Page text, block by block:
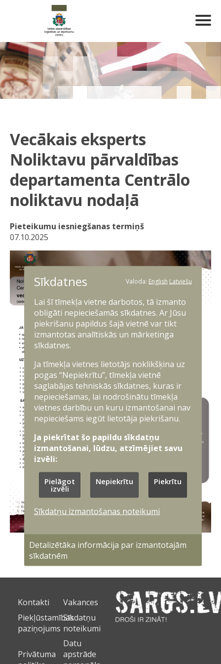
Vecākais eksperts
Noliktavu pārvaldības
departamenta Centrālo
noliktavu nodaļā
Pieteikumu iesniegšanas termiņš
07.10.2025
Kontakti
Vakances
Piekļūstamības
paziņojums
Sīkdatņu
noteikumi
Privātuma
Datu
apstrāde
Sīkdatnes Valoda: English Latviešu
Lai šī tīmekļa vietne darbotos, tā izmanto
obligāti nepieciešamās sīkdatnes. Ar Jūsu
piekrišanu papildus šajā vietnē var tikt
izmantotas analītiskās un mārketinga
sīkdatnes.
Ja tīmekļa vietnes lietotājs noklikšķina uz
pogas “Nepiekrītu”, tīmekļa vietnē
saglabājas tehniskās sīkdatnes, kuras ir
nepieciešamas, lai nodrošinātu tīmekļa
vietnes darbību un kuru izmantošanai nav
nepieciešams iegūt lietotāja piekrišanu.
Ja piekrītat šo papildu sīkdatņu
izmantošanai, lūdzu, atzīmējiet savu
izvēli:
Pielāgot
izvēli
Nepiekrītu Piekrītu
Sīkdatņu izmantošanas noteikumi
Detalizētāka informācija par izmantotajām
sīkdatnēm